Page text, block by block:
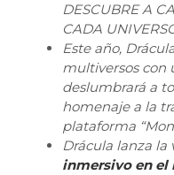
DESCUBRE A
CADA
Este año,
multiversos con
deslumbrará a
homenaje a la
plataforma
Drácula lanza la
inmersivo en el